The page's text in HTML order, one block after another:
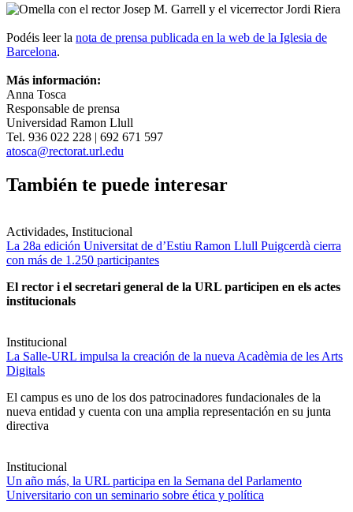
Podéis leer la nota de prensa publicada en la web de la Iglesia de
Barcelona.
Más información:
Anna Tosca
Responsable de prensa
Universidad Ramon Llull
Tel. 936 022 228 | 692 671 597
atosca@rectorat.url.edu
También te puede interesar
Actividades, Institucional
La 28a edición Universitat de d’Estiu Ramon Llull Puigcerdà cierra
con más de 1.250 participantes
El rector i el secretari general de la URL participen en els actes
institucionals
Institucional
La Salle-URL impulsa la creación de la nueva Acadèmia de les Arts
Digitals
El campus es uno de los dos patrocinadores fundacionales de la
nueva entidad y cuenta con una amplia representación en su junta
directiva
Institucional
Un año más, la URL participa en la Semana del Parlamento
Universitario con un seminario sobre ética y política